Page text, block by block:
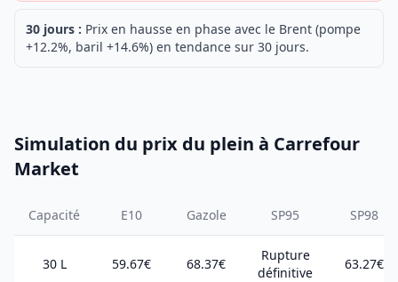
30 jours : Prix en hausse en phase avec le Brent (pompe
+12.2%, baril +14.6%) en tendance sur 30 jours.
Simulation du prix du plein à Carrefour
Market
Capacité E10 Gazole SP95 SP98
30 L 59.67€ 68.37€
Rupture
définitive
63.27€